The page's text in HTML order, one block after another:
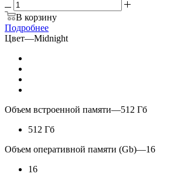
В корзину
Подробнее
Цвет—Midnight
Объем встроенной памяти—512 Гб
512 Гб
Объем оперативной памяти (Gb)—16
16